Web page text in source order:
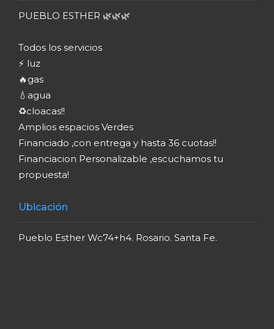
PUEBLO ESTHER 🌿🌿🌿
Todos los servicios
⚡ luz
🔥gas
💧agua
♻️cloacas!!
Amplios espacios Verdes
Financiado ,con entrega y hasta 36 cuotas!!
Financiacion Personalizable ,escuchamos tu
propuesta!
Ubicación
Pueblo Esther Wc74+h4. Rosario. Santa Fe.